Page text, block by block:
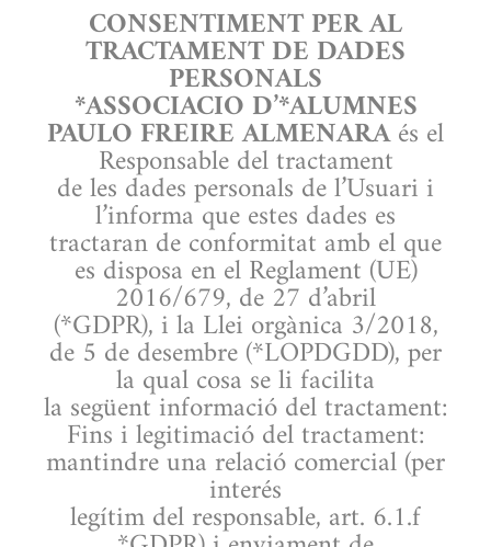
CONSENTIMENT PER AL
TRACTAMENT DE DADES
PERSONALS
*ASSOCIACIO D’*ALUMNES
PAULO FREIRE ALMENARAés el
Responsable del tractament
de les dades personals de l’Usuari i
l’informa que estes dades es
tractaran de conformitat amb el que
es disposa en el Reglament (UE)
2016/679, de 27 d’abril
(*GDPR), i la Llei orgànica 3/2018,
de 5 de desembre (*LOPDGDD), per
la qual cosa se li facilita
la següent informació del tractament:
Fins i legitimació del tractament:
mantindre una relació comercial (per
interés
legítim del responsable, art. 6.1.f